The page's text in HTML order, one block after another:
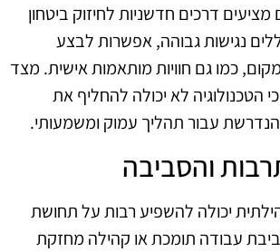
מציעים דרכים חדשניות לחיזוק ביטחון
נגישות גבוהה, אפשרות לבצע
כמו גם חוויות מותאמות אישית. מצד
הטכנולוגיה לא יכולה להחליף את
עבור תהליך עמוק ומשמעותי.
והסביבה
יכולה להשפיע רבות על תחושת
עבודה תומכת או קהילה מחזקת